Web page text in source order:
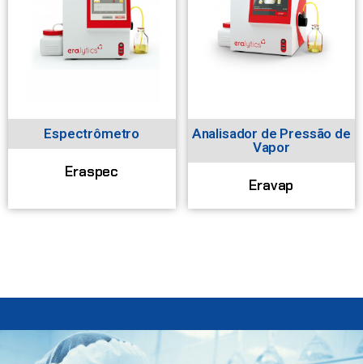
Espectrômetro
Eraspec
Analisador de Pressão de
Vapor
Eravap